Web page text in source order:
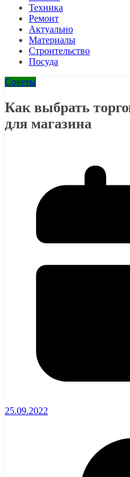
Техника
Ремонт
Актуально
Материалы
Строительство
Посуда
Советы
Как выбрать
для магазина
25.09.2022